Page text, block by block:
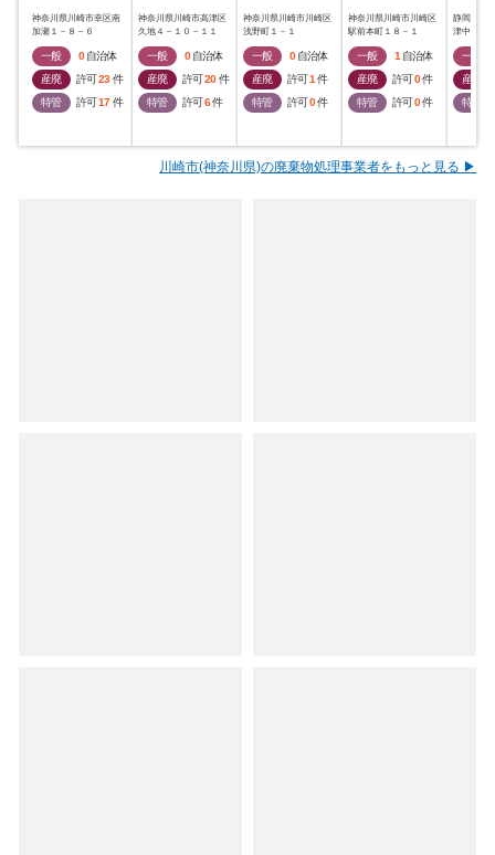
神奈川県川崎市幸区南
加瀬１－８－６
一般 0 自治体
産廃
許可23 件
特管
許可17 件
神奈川県川崎市高津区
久地４－１０－１１
一般 0 自治体
産廃
許可20 件
特管
許可6件
神奈川県川崎市川崎区
浅野町１－１
一般 0 自治体
産廃
許可1 件
特管
許可0件
神奈川県川崎市川崎区
駅前本町１８－１
一般 1 自治体
産廃
許可0件
特管
許可0件
静岡県静
津中町９
一般
産廃
特管
川崎市(神奈川県)の廃棄物処理事業者をもっと見る ▶